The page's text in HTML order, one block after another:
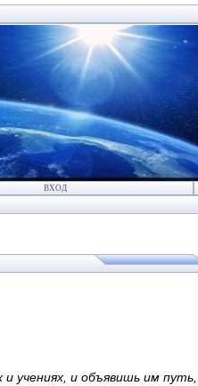
ВХОД
учениях, и объявишь им путь,